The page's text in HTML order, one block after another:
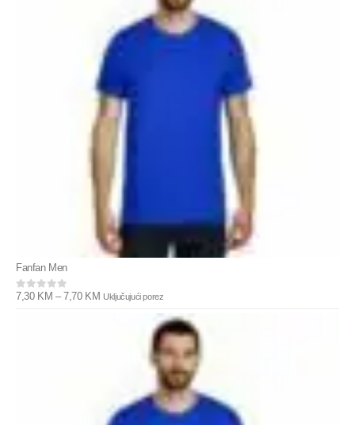
Fanfan Men
0 out of 5
7,30 KM – 7,70 KM Uključujući porez